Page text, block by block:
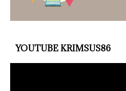
YOUTUBE KRIMSUS86